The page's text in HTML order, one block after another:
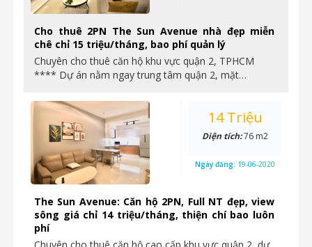
Cho thuê 2PN The Sun Avenue nhà đẹp miễn
chê chỉ 15 triệu/tháng, bao phí quản lý
Chuyên cho thuê căn hộ khu vực quận 2, TPHCM
**** Dự án nằm ngay trung tâm quận 2, mặt…
The Sun Avenue: Căn hộ 2PN, Full NT đẹp, view
sông giá chỉ 14 triệu/tháng, thiện chí bao luôn
phí
14 Triệu
Diện tích:76 m2
Ngày đăng: 19-06-2020